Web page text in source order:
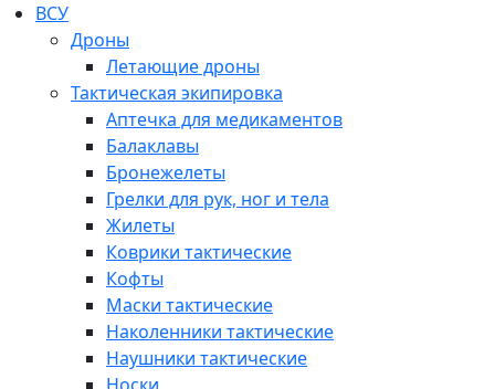
ВСУ
Дроны
Летающие дроны
Тактическая экипировка
Аптечка для медикаментов
Балаклавы
Бронежелеты
Грелки для рук, ног и тела
Жилеты
Коврики тактические
Кофты
Маски тактические
Наколенники тактические
Наушники тактические